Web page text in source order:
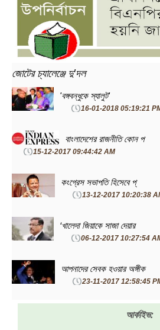
জোটের চ্যালেঞ্জে দু'দল
'বঙ্গবন্ধুকে স্যালুট'
16-01-2018 05:19:21
বাংলাদেশের রাজনীতি কোন প
15-12-2017 09:44:42 AM
কংগ্রেস সভাপতি হিসেবে প্
13-12-2017 10:20:38
‘খালেদা জিয়াকে সাজা দেয়ার
06-12-2017 10:27:54
আপনাদের সেবক হওয়ার অঙ্গীক
23-11-2017 12:58:45
আর্কাইভ: